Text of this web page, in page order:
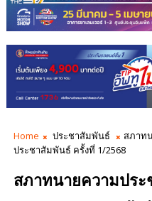
Home ประชาสัมพันธ์
สภาท
ประชาสัมพันธ์ ครั้งที่ 1/2568
สภาทนายความปร